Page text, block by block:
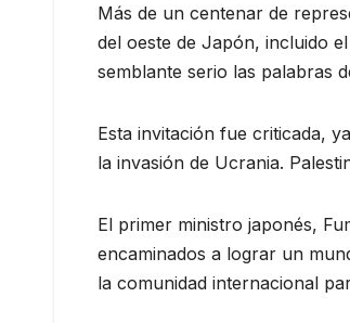
Más de un centenar de
del oeste de Japón, incluido
semblante serio las palabras
Esta invitación fue criticada,
la invasión de Ucrania.
El primer ministro japonés,
encaminados a lograr un
la comunidad internacional